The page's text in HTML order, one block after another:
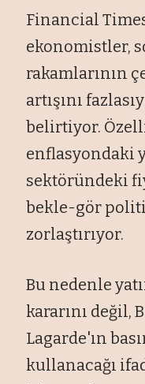
Financial
ekonomistler,
rakamlarının
artışını
belirtiyor.
enflasyondaki
sektöründeki
bekle-gör
zorlaştırıyor.
Bu nedenle
kararını değil,
Lagarde'ın
kullanacağı